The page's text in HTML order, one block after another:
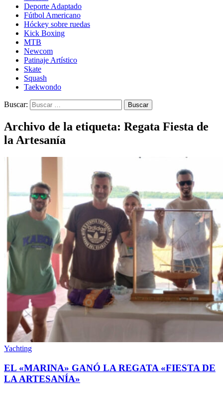
Deporte Adaptado
Fútbol Americano
Hóckey sobre ruedas
Kick Boxing
MTB
Newcom
Patinaje Artístico
Skate
Squash
Taekwondo
Buscar:
Archivo de la etiqueta: Regata Fiesta de
la Artesanía
Yachting
EL «MARINA» GANÓ LA REGATA «FIESTA DE
LA ARTESANÍA»